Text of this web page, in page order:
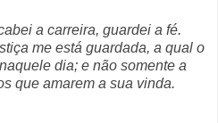
a carreira, guardei a fé.
me está guardada, a qual o
dia; e não somente a
que amarem a sua vinda.